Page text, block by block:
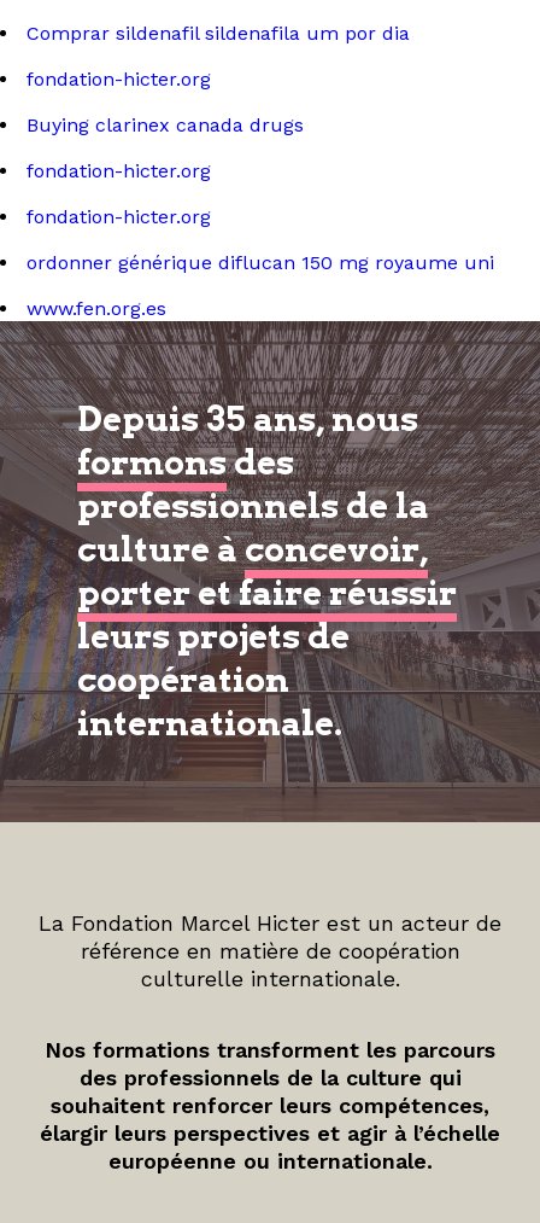
Comprar sildenafil sildenafila um por dia
fondation-hicter.org
Buying clarinex canada drugs
fondation-hicter.org
fondation-hicter.org
ordonner générique diflucan 150 mg royaume uni
www.fen.org.es
Depuis 35 ans, nous
formonsdes
professionnels de la
culture àconcevoir,
porter et faire réussir
leurs projets de
coopération
internationale.
La Fondation Marcel Hicter est un acteur de
référence en matière de coopération
culturelle internationale.
Nos formations transforment les parcours
des professionnels de la culture qui
souhaitent renforcer leurs compétences,
élargir leurs perspectives et agir à l’échelle
européenne ou internationale.